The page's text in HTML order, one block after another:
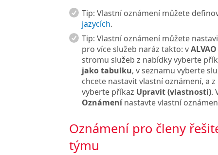
Tip: Vlastní oznámení můžete
jazycích.
Tip: Vlastní oznámení můžete
pro více služeb naráz takto: v
stromu služeb z nabídky vyberte
jako tabulku, v seznamu vyberte
chcete nastavit vlastní oznámení, a
vyberte příkaz Upravit (vlastnosti).
Oznámenínastavte vlastní
Oznámení pro členy
týmu